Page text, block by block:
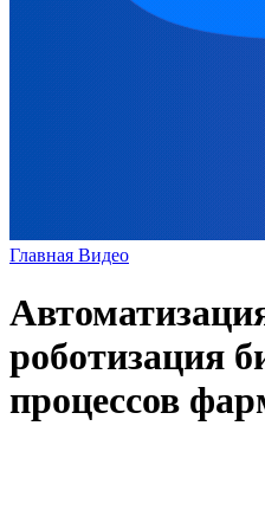
Главная Видео
роботизация
процессов